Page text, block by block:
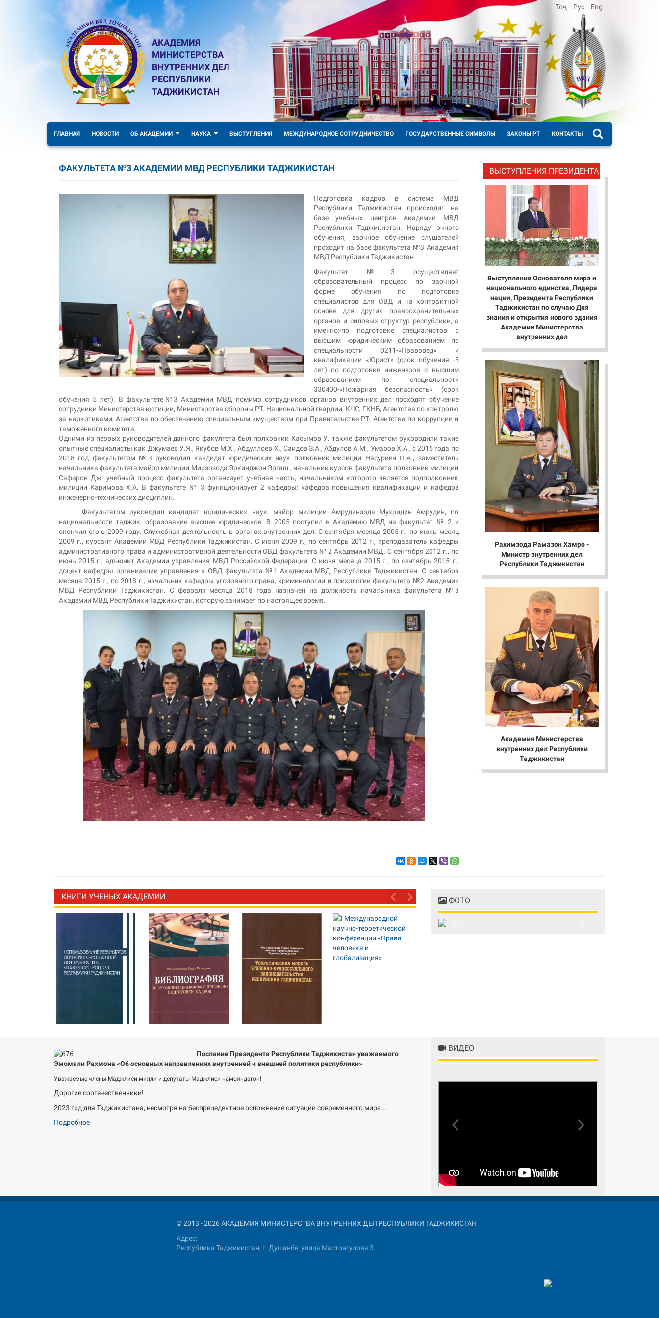
АКАДЕМИЯ
МИНИСТЕРСТВА
ВНУТРЕННИХ ДЕЛ
РЕСПУБЛИКИ
ТАДЖИКИСТАН
Тоҷ Рус Eng
ГЛАВНАЯ НОВОСТИ ОБ АКАДЕМИИ НАУКА ВЫСТУПЛЕНИЯ МЕЖДУНАРОДНОЕ СОТРУДНИЧЕСТВО ГОСУДАРСТВЕННЫЕ СИМВОЛЫ ЗАКОНЫ РТ КОНТАКТЫ
ФАКУЛЬТЕТА №3 АКАДЕМИИ МВД РЕСПУБЛИКИ ТАДЖИКИСТАН
Подготовка кадров в системе МВД
Республики Таджикистан происходит на
базе учебных центров Академии МВД
Республики Таджикистан. Наряду очного
обучения, заочное обучение слушателей
проходит на базе факультета №3 Академия
МВД Республики Таджикистан.
Факультет №3 осуществляет
образовательный процесс по заочной
форме обучения по подготовке
специалистов для ОВД и на контрактной
основе для других правоохранительных
органов и силовых структур республики, а
именно:-по подготовке специалистов с
высшим юридическим образованием по
специальности 0211-«Правовед» и
квалификации «Юрист» (срок обучения -5
лет).-по подготовке инженеров с высшим
образованием по специальности
330400-«Пожарная безопасность» (срок
обучения 5 лет). В факультете№3 Академии МВД помимо сотрудников органов внутренних дел проходят обучение
сотрудники Министерства юстиции, Министерства обороны РТ, Национальной гвардии, КЧС, ГКНБ, Агентства по контролю
за наркотиками, Агентства по обеспечению специальным имуществом при Правительстве РТ, Агентства по коррупции и
таможенного комитета.
Одними из первых руководителей данного факултета был полковник Касымов У. также факультетом руководили такие
опытные специалисты как Джумаев У.Я., Якубов М.Х., Абдуллоев Х., Саидов З.А., Абдулов А.М., Умаров Х.А., с 2015 года по
2018 год факультетом №3 руководил кандидат юридических наук полковник милиции Насуриён П.А., заместитель
начальника факультета майор милиции Мирзозода Эркинджон Эргаш., начальник курсов факультета полковник милиции
Сафаров Дж. учебный процесс факультета организует учебная часть, начальником которого является подполковник
милиции Каримова Х.А. В факультете № 3 функционирует 2 кафедры: кафедра повышения квалификации и кафедра
инженерно-технических дисциплин.
Факультетом руководил кандидат юридических наук, майор милиции Амрудинзода Мухридин Амрудин, по
национальности таджик, образование высшее юридическое. В 2005 поступил в Академию МВД на факультет № 2 и
окончил его в 2009 году. Служебная деятельность в органах внутренних дел: С сентября месяца 2005 г., по июнь месяц
2009 г., курсант Академии МВД Республики Таджикистан. С июня 2009 г., по сентябрь 2012 г., преподаватель кафедры
административного права и административной деятельности ОВД факультета № 2 Академии МВД. С сентября 2012 г., по
июнь 2015 г., адъюнкт Академии управления МВД Российской Федерации. С июня месяца 2015 г., по сентябрь 2015 г.,
доцент кафедры организации управления в ОВД факультета №1 Академии МВД Республики Таджикистан. С сентября
месяца 2015 г., по 2018 г., начальник кафедры уголовного права, криминологии и психологии факультета №2 Академии
МВД Республики Таджикистан. С февраля месяца 2018 года назначен на должность начальника факультета №3
Академии МВД Республики Таджикистан, которую занимает по настоящее время.
ВЫСТУПЛЕНИЯ ПРЕЗИДЕНТА
Выступление Основателя мира и
национального единства, Лидера
нации, Президента Республики
Таджикистан по случаю Дня
знания и открытия нового здания
Академии Министерства
внутренних дел
Рахимзода Рамазон Хамро -
Министр внутренних дел
Республики Таджикистан
Академия Министерства
внутренних дел Республики
Таджикистан
КНИГИ УЧЕНЫХ АКАДЕМИИ ФОТО
Послание Президента Республики Таджикистан уважаемого
Эмомали Рахмона «Об основных направлениях внутренней и внешней политики республики»
Уважаемые члены Маджлиси милли и депутаты Маджлиси намояндагон!
Дорогие соотечественники!
2023 год для Таджикистана, несмотря на беспрецедентное осложнение ситуации современного мира...
Подробное
ВИДЕО
© 2013 - 2026 АКАДЕМИЯ МИНИСТЕРСТВА ВНУТРЕННИХ ДЕЛ РЕСПУБЛИКИ ТАДЖИКИСТАН
Адрес:
Республика Таджикистан, г. Душанбе, улица Мастонгулова 3